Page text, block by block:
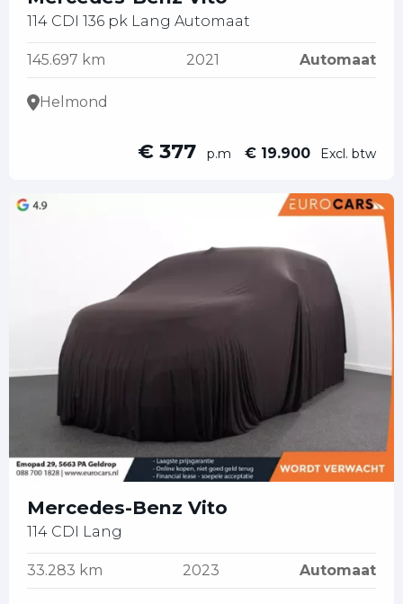
114 CDI 136 pk Lang Automaat
145.697 km 2021 Automaat
Helmond
€ 377 p.m € 19.900 Excl. btw
Mercedes-Benz Vito
114 CDI Lang
33.283 km 2023 Automaat